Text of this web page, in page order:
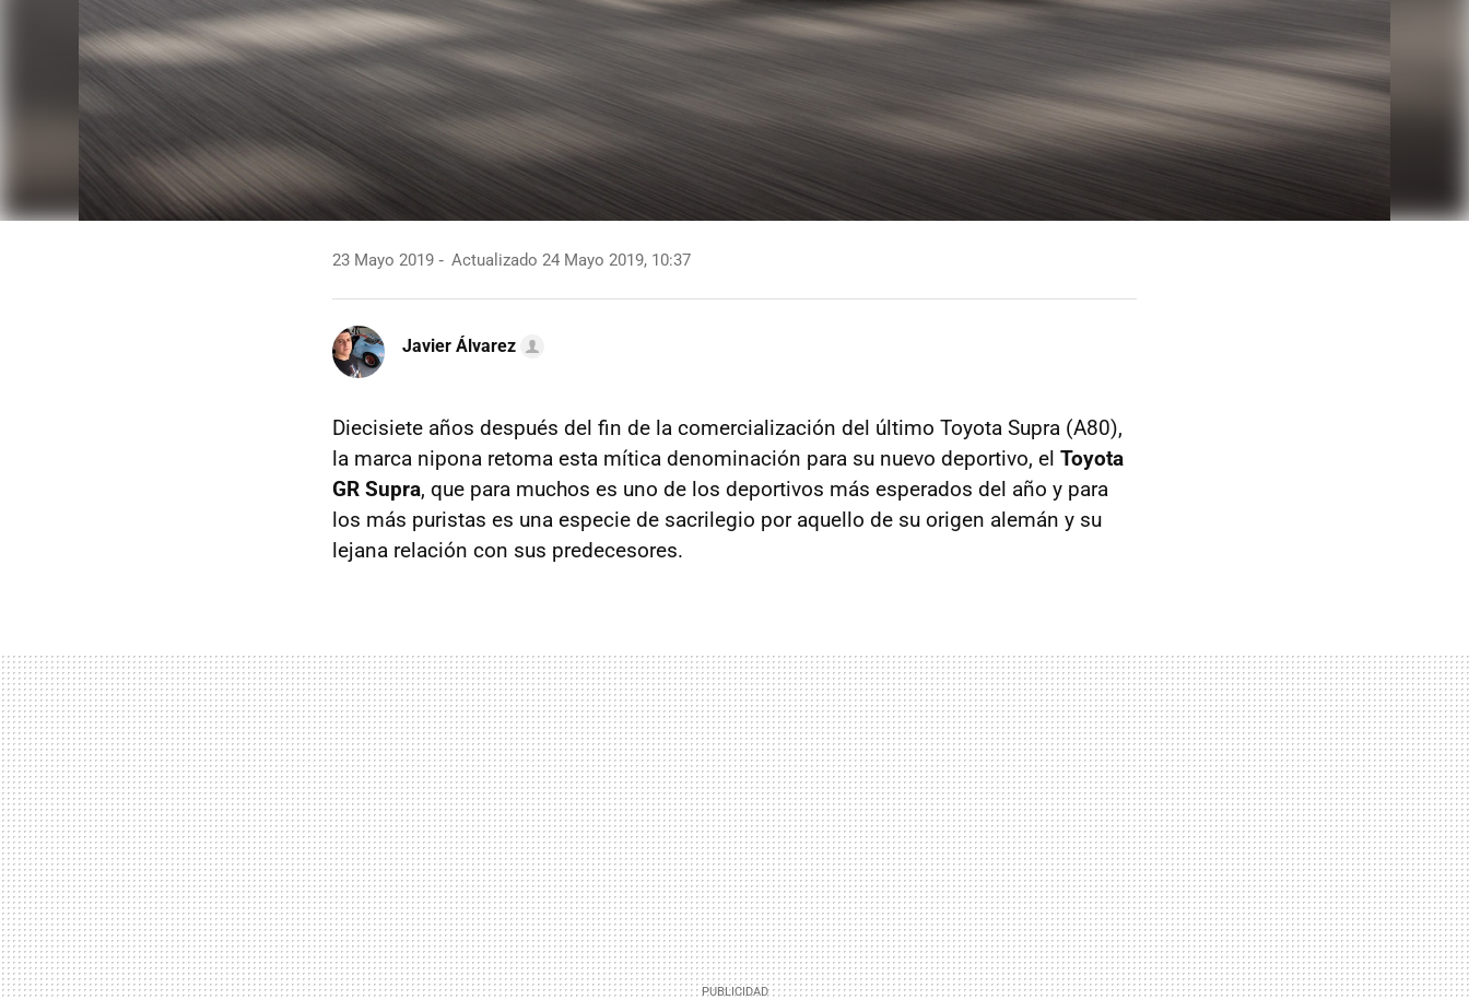
23 Mayo 2019 Actualizado 24 Mayo 2019, 10:37
Javier Álvarez
Diecisiete años después del fin de la comercialización del último Toyota Supra (A80),
la marca nipona retoma esta mítica denominación para su nuevo deportivo, el Toyota
GR Supra, que para muchos es uno de los deportivos más esperados del año y para
los más puristas es una especie de sacrilegio por aquello de su origen alemán y su
lejana relación con sus predecesores.